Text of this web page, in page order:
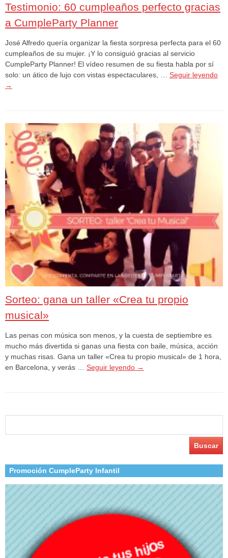
Testimonio: 60 cumpleaños perfecto gracias
a CumpleParty Planner
José Alfredo quería organizar la fiesta sorpresa perfecta para el 60
cumpleaños de su mujer. ¡Y lo consiguió gracias al servicio
CumpleParty Planner! El vídeo resumen de su fiesta habla por sí
solo: un ático de lujo con vistas espectaculares, … Seguir leyendo
→
Sorteo: gana un taller «Crea tu propio
musical»
Las penas con música son menos, y la cuesta de septiembre es
mucho más divertida si ganas una fiesta con baile, música, acción
y muchas risas. Gana un taller «Crea tu propio musical» de 1 hora,
en Barcelona, y verás … Seguir leyendo →
Promoción CumpleParty Infantil